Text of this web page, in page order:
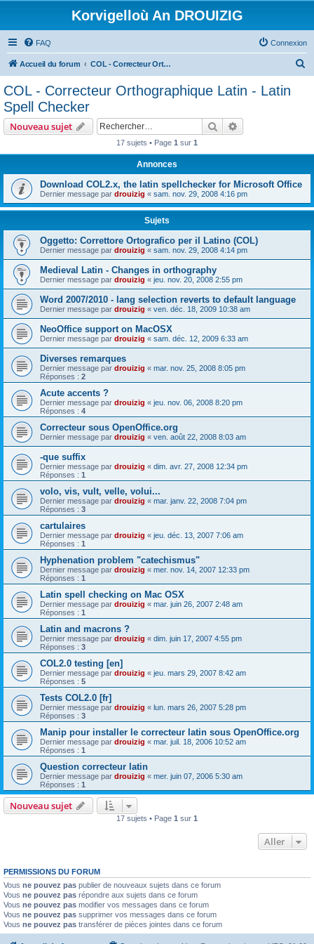
Korvigelloù An DROUIZIG
FAQ Connexion
Accueil du forum COL - Correcteur Orthographique Latin - Latin Spell Checker
COL - Correcteur Orthographique Latin - Latin
Spell Checker
Nouveau sujet Rechercher
17 sujets • Page 1 sur 1
Annonces
Download COL2.x, the latin spellchecker for Microsoft Office
Dernier message par drouizig « sam. nov. 29, 2008 4:16 pm
Sujets
Oggetto: Correttore Ortografico per il Latino (COL)
Dernier message par drouizig « sam. nov. 29, 2008 4:14 pm
Medieval Latin - Changes in orthography
Dernier message par drouizig « jeu. nov. 20, 2008 2:55 pm
Word 2007/2010 - lang selection reverts to default language
Dernier message par drouizig « ven. déc. 18, 2009 10:38 am
NeoOffice support on MacOSX
Dernier message par drouizig « sam. déc. 12, 2009 6:33 am
Diverses remarques
Dernier message par drouizig « mar. nov. 25, 2008 8:05 pm
Réponses : 2
Acute accents ?
Dernier message par drouizig « jeu. nov. 06, 2008 8:20 pm
Réponses : 4
Correcteur sous OpenOffice.org
Dernier message par drouizig « ven. août 22, 2008 8:03 am
-que suffix
Dernier message par drouizig « dim. avr. 27, 2008 12:34 pm
Réponses : 1
volo, vis, vult, velle, volui...
Dernier message par drouizig « mar. janv. 22, 2008 7:04 pm
Réponses : 3
cartulaires
Dernier message par drouizig « jeu. déc. 13, 2007 7:06 am
Réponses : 1
Hyphenation problem "catechismus"
Dernier message par drouizig « mer. nov. 14, 2007 12:33 pm
Réponses : 1
Latin spell checking on Mac OSX
Dernier message par drouizig « mar. juin 26, 2007 2:48 am
Réponses : 1
Latin and macrons ?
Dernier message par drouizig « dim. juin 17, 2007 4:55 pm
Réponses : 3
COL2.0 testing [en]
Dernier message par drouizig « jeu. mars 29, 2007 8:42 am
Réponses : 5
Tests COL2.0 [fr]
Dernier message par drouizig « lun. mars 26, 2007 5:28 pm
Réponses : 3
Manip pour installer le correcteur latin sous OpenOffice.org
Dernier message par drouizig « mar. juil. 18, 2006 10:52 am
Réponses : 1
Question correcteur latin
Dernier message par drouizig « mer. juin 07, 2006 5:30 am
Réponses : 1
Nouveau sujet
17 sujets • Page 1 sur 1
Aller
PERMISSIONS DU FORUM
Vous ne pouvez pas publier de nouveaux sujets dans ce forum
Vous ne pouvez pas répondre aux sujets dans ce forum
Vous ne pouvez pas modifier vos messages dans ce forum
Vous ne pouvez pas supprimer vos messages dans ce forum
Vous ne pouvez pas transférer de pièces jointes dans ce forum